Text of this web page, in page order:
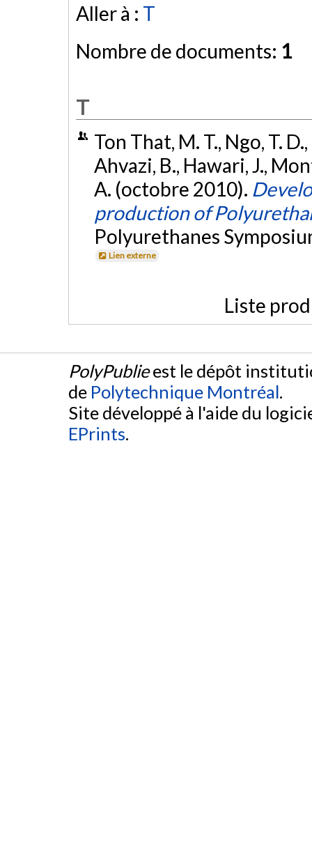
Aller à : T
Nombre de documents: 1
T
Ton That, M. T., Ngo, T.
Ahvazi, B., Hawari, J.,
A. (octobre 2010).
production of
Polyurethanes
Lien externe
Liste
PolyPublieest le dépôt
de Polytechnique Montréal.
Site développé à l'aide du
EPrints.